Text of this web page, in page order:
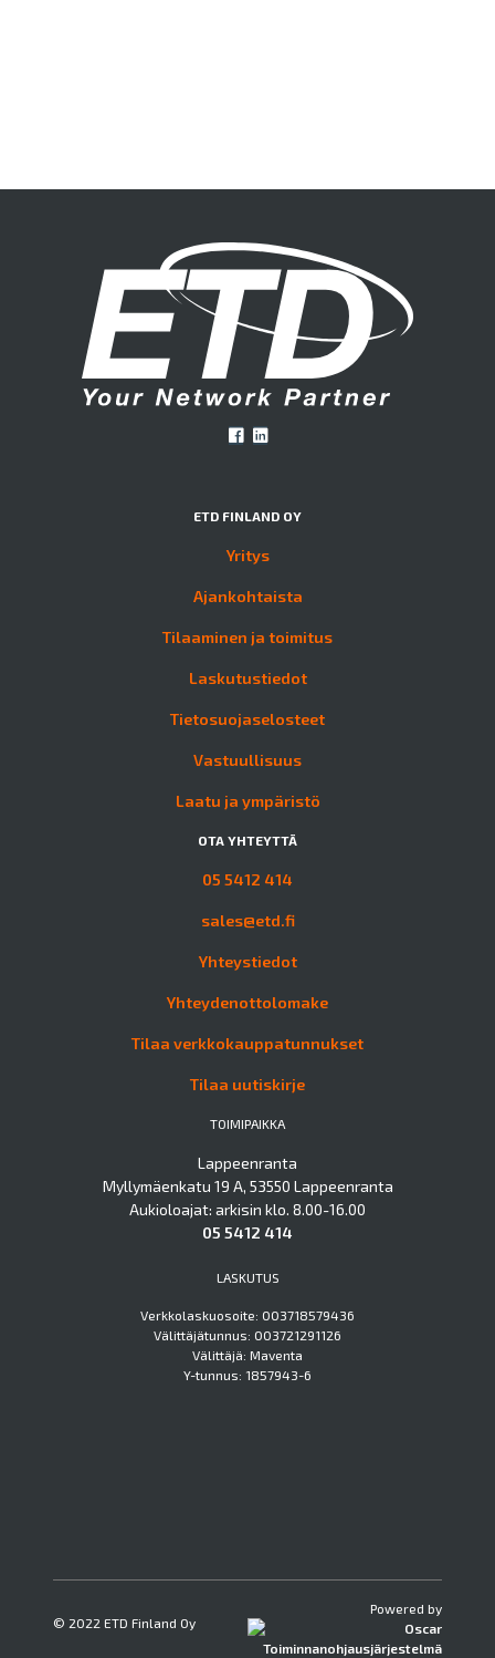
ETD FINLAND OY
Yritys
Ajankohtaista
Tilaaminen ja toimitus
Laskutustiedot
Tietosuojaselosteet
Vastuullisuus
Laatu ja ympäristö
OTA YHTEYTTÄ
05 5412 414
sales@etd.fi
Yhteystiedot
Yhteydenottolomake
Tilaa verkkokauppatunnukset
Tilaa uutiskirje
TOIMIPAIKKA
Lappeenranta
Myllymäenkatu 19 A, 53550 Lappeenranta
Aukioloajat: arkisin klo. 8.00-16.00
05 5412 414
LASKUTUS
Verkkolaskuosoite: 003718579436
Välittäjätunnus: 003721291126
Välittäjä: Maventa
Y-tunnus: 1857943-6
© 2022 ETD Finland Oy
Powered by